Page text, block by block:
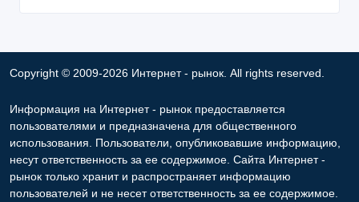
Copyright © 2009-2026 Интернет - рынок. All rights reserved.
Информация на Интернет - рынок предоставляется
пользователями и предназначена для общественного
использования. Пользователи, опубликовавшие информацию,
несут ответственность за ее содержимое. Сайта Интернет -
рынок только хранит и распространяет информацию
пользователей и не несет ответственность за ее содержимое.